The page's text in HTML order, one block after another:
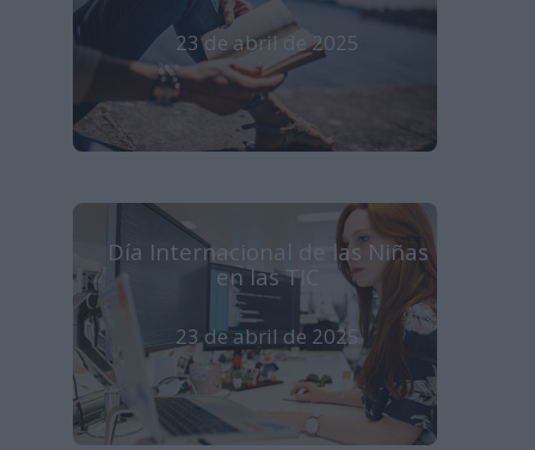
23 de abril de 2025
Día Internacional de las Niñas
en las TIC
23 de abril de 2025